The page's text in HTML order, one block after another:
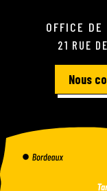
OFFICE
21 RUE
Nous